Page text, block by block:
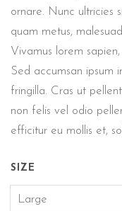
ornare. Nunc ultricies
quam metus,
Vivamus lorem
Sed accumsan ipsum
fringilla. Cras ut
non felis vel odio
efficitur eu mollis et,
SIZE